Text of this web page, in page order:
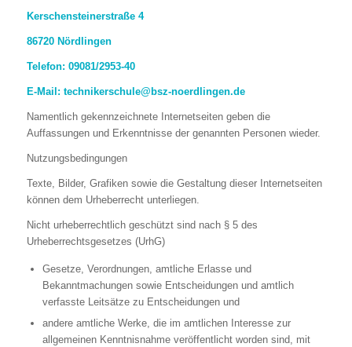
Kerschensteinerstraße 4
86720 Nördlingen
Telefon: 09081/2953-40
E-Mail: technikerschule@bsz-noerdlingen.de
Namentlich gekennzeichnete Internetseiten geben die
Auffassungen und Erkenntnisse der genannten Personen wieder.
Nutzungsbedingungen
Texte, Bilder, Grafiken sowie die Gestaltung dieser Internetseiten
können dem Urheberrecht unterliegen.
Nicht urheberrechtlich geschützt sind nach § 5 des
Urheberrechtsgesetzes (UrhG)
Gesetze, Verordnungen, amtliche Erlasse und
Bekanntmachungen sowie Entscheidungen und amtlich
verfasste Leitsätze zu Entscheidungen und
andere amtliche Werke, die im amtlichen Interesse zur
allgemeinen Kenntnisnahme veröffentlicht worden sind, mit